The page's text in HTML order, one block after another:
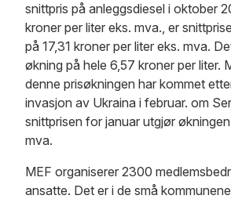
snittpris på anleggsdiesel i oktober
kroner per liter eks. mva., er
på 17,31 kroner per liter eks. mva.
økning på hele 6,57 kroner per liter.
denne prisøkningen har kommet
invasjon av Ukraina i februar. om
snittprisen for januar utgjør
mva.
MEF organiserer 2300
ansatte. Det er i de små